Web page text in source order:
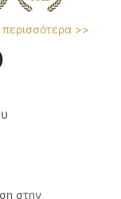
περισσότερα >>
στην